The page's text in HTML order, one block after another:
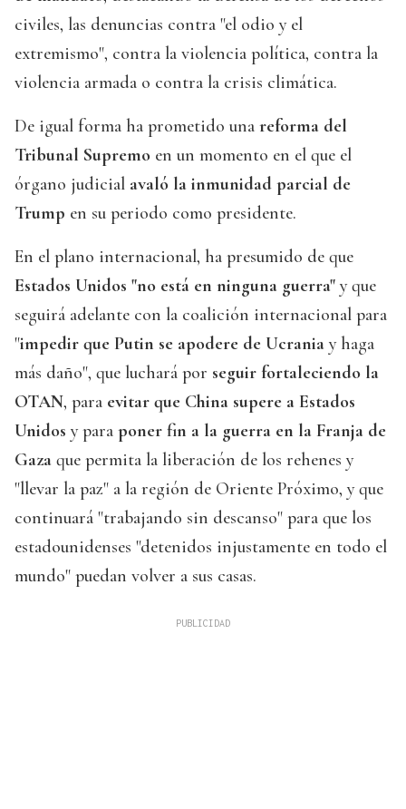
civiles, las denuncias contra "el odio y el
extremismo", contra la violencia política, contra la
violencia armada o contra la crisis climática.
De igual forma ha prometido una reforma del
Tribunal Supremo en un momento en el que el
órgano judicial avaló la inmunidad parcial de
Trump en su periodo como presidente.
En el plano internacional, ha presumido de que
Estados Unidos "no está en ninguna guerra" y que
seguirá adelante con la coalición internacional para
"impedir que Putin se apodere de Ucrania y haga
más daño", que luchará por seguir fortaleciendo la
OTAN, para evitar que China supere a Estados
Unidos y para poner fin a la guerra en la Franja de
Gaza que permita la liberación de los rehenes y
"llevar la paz" a la región de Oriente Próximo, y que
continuará "trabajando sin descanso" para que los
estadounidenses "detenidos injustamente en todo el
mundo" puedan volver a sus casas.